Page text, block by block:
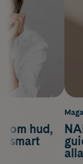
om hud,
smart